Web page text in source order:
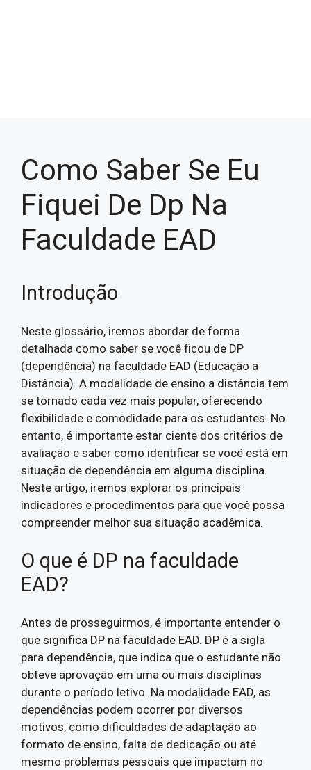
Como Saber Se Eu
Fiquei De Dp Na
Faculdade EAD
Introdução
Neste glossário, iremos abordar de forma
detalhada como saber se você ficou de DP
(dependência) na faculdade EAD (Educação a
Distância). A modalidade de ensino a distância tem
se tornado cada vez mais popular, oferecendo
flexibilidade e comodidade para os estudantes. No
entanto, é importante estar ciente dos critérios de
avaliação e saber como identificar se você está em
situação de dependência em alguma disciplina.
Neste artigo, iremos explorar os principais
indicadores e procedimentos para que você possa
compreender melhor sua situação acadêmica.
O que é DP na faculdade
EAD?
Antes de prosseguirmos, é importante entender o
que significa DP na faculdade EAD. DP é a sigla
para dependência, que indica que o estudante não
obteve aprovação em uma ou mais disciplinas
durante o período letivo. Na modalidade EAD, as
dependências podem ocorrer por diversos
motivos, como dificuldades de adaptação ao
formato de ensino, falta de dedicação ou até
mesmo problemas pessoais que impactam no